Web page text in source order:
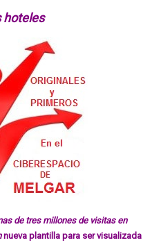
hoteles
de tres millones de visitas en
nueva plantilla para ser visualizada